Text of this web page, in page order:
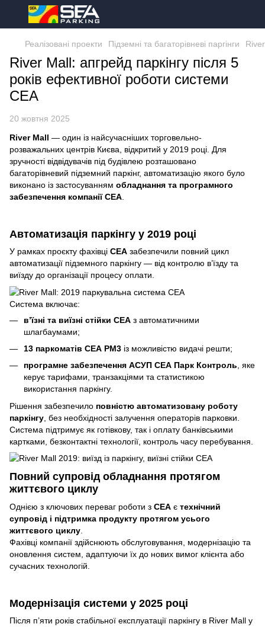
Реалізовані проекти Підземні та багаторівневі паргінги
River Mall: апгрейд паркінгу після 5
років ефективної роботи системи
СЕА
20 жовтня 2025
River Mall — один із найсучасніших торговельно-
розважальних центрів Києва, відкритий у 2019 році. Для
зручності відвідувачів під будівлею розташовано
багаторівневий підземний паркінг, автоматизацію якого було
виконано із застосуванням обладнання та програмного
забезпечення компанії СЕА
Автоматизація паркінгу у 2019 році
У рамках проєкту фахівці СЕА забезпечили повний цикл
автоматизації підземного паркінгу — від контролю в’їзду та
виїзду до організації процесу оплати.
Система включає:
в’їзні та виїзні стійки СЕА з автоматичними
шлагбаумами;
13 паркоматів СЕА PM3 із можливістю видачі решти;
програмне забезпечення АСУП СЕА Парк Контроль, яке
керує тарифами, транзакціями та статистикою
використання паркінгу.
Рішення забезпечило повністю автоматизовану роботу
паркінгу , без необхідності залучення операторів парковки.
Система підтримує як готівкову, так і оплату банківськими
картками, безконтактні технології, контроль часу перебування.
Повний супровід обладнання протягом
життєвого циклу
Однією з ключових переваг роботи з СЕА є технічний
супровід і підтримка продукту протягом усього
життєвого циклу
Фахівці компанії здійснюють обслуговування, модернізацію та
оновлення систем, адаптуючи їх до нових вимог клієнта або
сучасних технологій.
Модернізація системи у 2025 році
Після п’яти років стабільної експлуатації паркінгу в River Mall у